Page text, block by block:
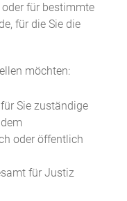
für bestimmte
für die Sie die
möchten:
Sie zuständige
oder öffentlich
für Justiz